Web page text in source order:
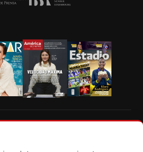
de todos los contenidos de Vistazo.com.